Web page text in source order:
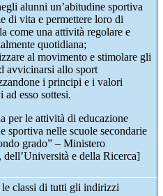
alunni un’abitudine sportiva
di vita e permettere loro di
come una attività regolare e
quotidiana;
al movimento e stimolare gli
avvicinarsi allo sport
i principi e i valori
ad esso sottesi.
per le attività di educazione
sportiva nelle scuole secondarie
grado” – Ministero
dell’Università e della Ricerca]
classi di tutti gli indirizzi